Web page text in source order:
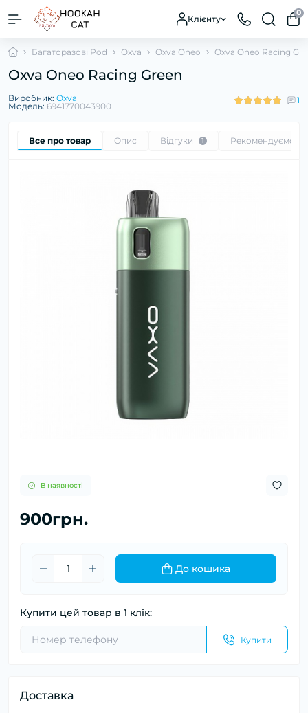
Клієнту
0
Багаторазові Pod Oxva Oxva Oneo Oxva Oneo Racing
Oxva Oneo Racing Green
Виробник: Oxva
Модель: 6941770043900
1
Все про товар Опис Відгуки 1 Рекомендуємо
В наявності
900грн.
До кошика
Купити цей товар в 1 клік:
Купити
Доставка